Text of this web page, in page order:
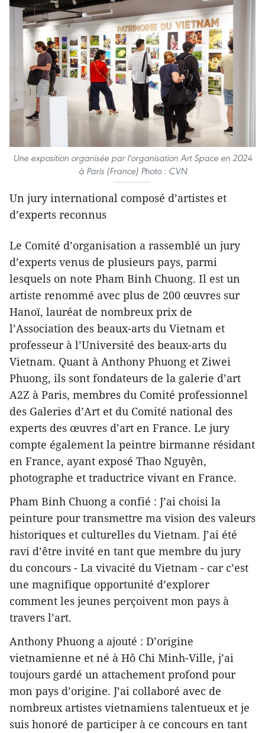
Une exposition organisée par l'organisation Art Space en 2024
à Paris (France) Photo : CVN
Un jury international composé d’artistes et
d’experts reconnus
Le Comité d’organisation a rassemblé un jury
d’experts venus de plusieurs pays, parmi
lesquels on note Pham Binh Chuong. Il est un
artiste renommé avec plus de 200 œuvres sur
Hanoï, lauréat de nombreux prix de
l’Association des beaux-arts du Vietnam et
professeur à l’Université des beaux-arts du
Vietnam. Quant à Anthony Phuong et Ziwei
Phuong, ils sont fondateurs de la galerie d’art
A2Z à Paris, membres du Comité professionnel
des Galeries d’Art et du Comité national des
experts des œuvres d’art en France. Le jury
compte également la peintre birmanne résidant
en France, ayant exposé Thao Nguyên,
photographe et traductrice vivant en France.
Pham Binh Chuong a confié : J’ai choisi la
peinture pour transmettre ma vision des valeurs
historiques et culturelles du Vietnam. J’ai été
ravi d’être invité en tant que membre du jury
du concours - La vivacité du Vietnam - car c’est
une magnifique opportunité d’explorer
comment les jeunes perçoivent mon pays à
travers l’art.
Anthony Phuong a ajouté : D’origine
vietnamienne et né à Hô Chi Minh-Ville, j’ai
toujours gardé un attachement profond pour
mon pays d’origine. J’ai collaboré avec de
nombreux artistes vietnamiens talentueux et je
suis honoré de participer à ce concours en tant